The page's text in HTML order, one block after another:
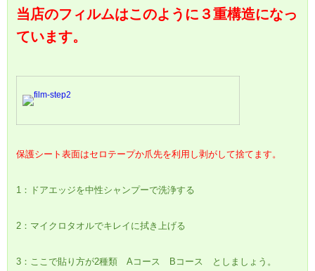
当店のフィルムはこのように３重構造になっ
ています。
保護シート表面はセロテープか爪先を利用し剥がして捨てます。
1：ドアエッジを中性シャンプーで洗浄する
2：マイクロタオルでキレイに拭き上げる
3：ここで貼り方が2種類 Aコース Bコース としましょう。